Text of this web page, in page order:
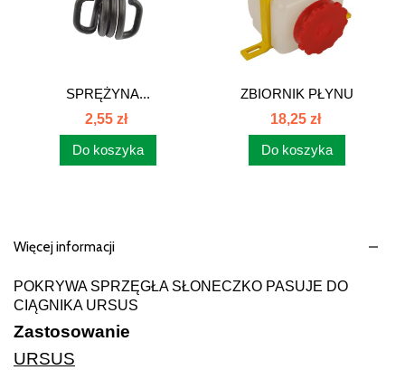
SPRĘŻYNA...
2,55 zł
Do koszyka
ZBIORNIK PŁYNU
HAMULCOWEGO...
18,25 zł
Do koszyka
Więcej informacji
POKRYWA SPRZĘGŁA SŁONECZKO PASUJE DO
CIĄGNIKA URSUS
Zastosowanie
URSUS